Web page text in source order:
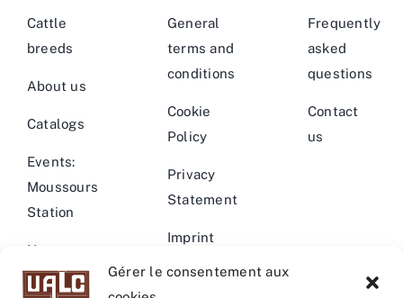
Gérer le consentement aux
Cattle
breeds
About us
Catalogs
Events:
Moussours
Station
News –
Events
General
terms and
conditions
Cookie
Policy
Privacy
Statement
Imprint
Warning
Frequently
asked
questions
Contact
us